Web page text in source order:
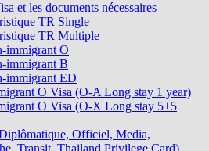
et les documents nécessaires
TR Single
TR Multiple
immigrant O
immigrant B
immigrant ED
O Visa (O-A Long stay 1 year)
O Visa (O-X Long stay 5+5
Officiel, Media,
Transit, Thailand Privilege Card)